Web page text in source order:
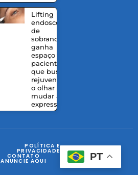
Lifting
endoscópico
de
sobrancelhas
ganha
espaço entre
pacientes
que buscam
rejuvenescer
o olhar sem
mudar a
expressão
POLÍTICA E
PRIVACIDADE
CONTATO
ANUNCIE AQUI PT